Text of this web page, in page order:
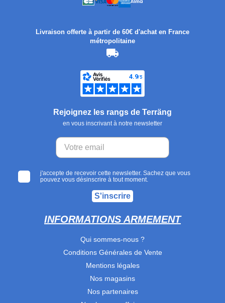
Livraison offerte à partir de 60€ d'achat en France
métropolitaine
Rejoignez les rangs de Terräng
en vous inscrivant à notre newsletter
j'accepte de recevoir cette newsletter. Sachez que vous
pouvez vous désinscrire à tout moment.
S'inscrire
INFORMATIONS ARMEMENT
Qui sommes-nous ?
Conditions Générales de Vente
Mentions légales
Nos magasins
Nos partenaires